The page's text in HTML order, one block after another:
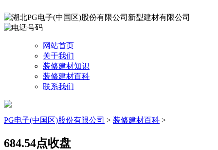
网站首页
关于我们
装修建材知识
装修建材百科
联系我们
PG电子(中国区)股份有限公司 > 装修建材百科 >
684.54点收盘